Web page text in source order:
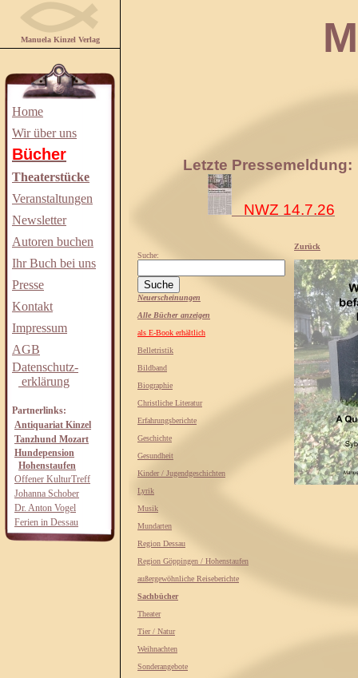
Manuela Kinzel Verlag
Home
Wir über uns
Bücher
Theaterstücke
Veranstaltungen
Newsletter
Autoren buchen
Ihr Buch bei uns
Presse
Kontakt
Impressum
AGB
Datenschutz-
erklärung
Partnerlinks:
Antiquariat Kinzel
Tanzhund Mozart
Hundepension
Hohenstaufen
Offener KulturTreff
Johanna Schober
Dr. Anton Vogel
Ferien in Dessau
Letzte Pressemeldung:
NWZ 14.7.26
Suche:
Neuerscheinungen
Alle Bücher anzeigen
als E-Book erhältlich
Belletristik
Bildband
Biographie
Christliche Literatur
Erfahrungsberichte
Geschichte
Gesundheit
Kinder / Jugendgeschichten
Lyrik
Musik
Mundarten
Region Dessau
Region Göppingen / Hohenstaufen
außergewöhnliche Reiseberichte
Sachbücher
Theater
Tier / Natur
Weihnachten
Sonderangebote
Zurück